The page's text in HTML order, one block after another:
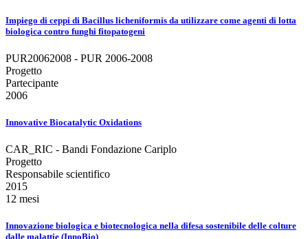
Impiego di ceppi di Bacillus licheniformis da utilizzare come agenti di lotta
biologica contro funghi fitopatogeni
PUR20062008 - PUR 2006-2008
Progetto
Partecipante
2006
Innovative Biocatalytic Oxidations
CAR_RIC - Bandi Fondazione Cariplo
Progetto
Responsabile scientifico
2015
12 mesi
Innovazione biologica e biotecnologica nella difesa sostenibile delle colture
dalle malattie (InnoBio)